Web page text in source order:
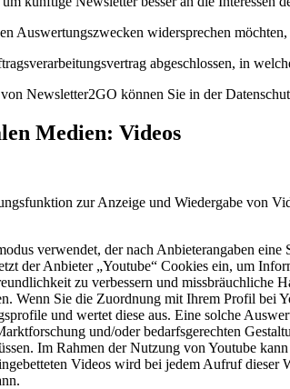
Auswertungszwecken widersprechen
abgeschlossen, in
Newsletter2GO können Sie in der
Medien: Videos
zur Anzeige und Wiedergabe von
verwendet, der nach Anbieterangaben
der Anbieter „Youtube“ Cookies ein, um
zu verbessern und
Wenn Sie die Zuordnung mit Ihrem Profil bei
und wertet diese aus. Eine solche
und/oder bedarfsgerechten
Im Rahmen der Nutzung von Youtube
Videos wird bei jedem Aufruf